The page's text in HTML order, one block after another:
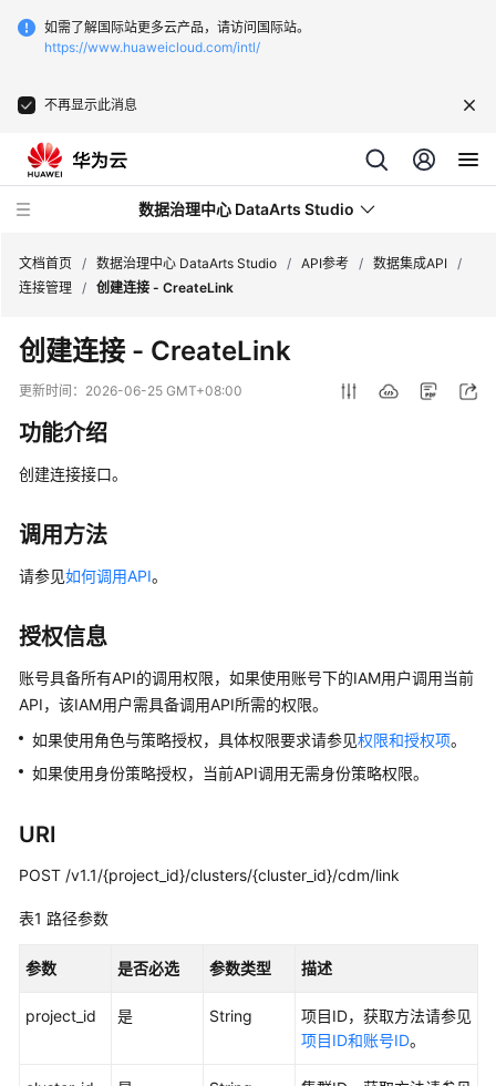
如需了解国际站更多云产品，请访问国际站。
https://www.huaweicloud.com/intl/
不再显示此消息
数据治理中心 DataArts Studio
最
新
动
务
告
产
介
数
据
治
理
法
速
门
用
文档首页 / 数据治理中心 DataArts Studio / API参考 / 数据集成API /
连接管理 / 创建连接 - CreateLink
创建连接 - CreateLink
更新时间： 2026-06-25 GMT+08:00
功能介绍
创建连接接口。
调用方法
请参见如何调用API。
授权信息
账号具备所有API的调用权限，如果使用账号下的IAM用户调用当前
API，该IAM用户需具备调用API所需的权限。
如果使用角色与策略授权，具体权限要求请参见权限和授权项。
如果使用身份策略授权，当前API调用无需身份策略权限。
URI
POST /v1.1/{project_id}/clusters/{cluster_id}/cdm/link
表1 路径参数
参数 是否必选 参数类型 描述
project_id 是 String
项目ID，获取方法请参见
项目ID和账号ID。